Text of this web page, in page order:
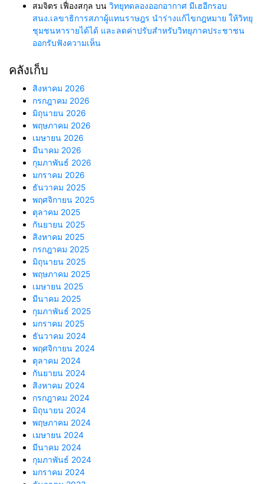
สมจิตร เฟื่องสกุล บน วิทยุทดลองออกอากาศ มีเฮอีกรอบ
สนง.เลขาธิการสภาผู้แทนราษฎร นำร่างแก้ไขกฎหมาย ให้วิทยุ
ชุมชนหารายได้ได้ และลดค่าปรับสำหรับวิทยุภาคประชาชน
ออกรับฟังความเห็น
คลังเก็บ
สิงหาคม 2026
กรกฎาคม 2026
มิถุนายน 2026
พฤษภาคม 2026
เมษายน 2026
มีนาคม 2026
กุมภาพันธ์ 2026
มกราคม 2026
ธันวาคม 2025
พฤศจิกายน 2025
ตุลาคม 2025
กันยายน 2025
สิงหาคม 2025
กรกฎาคม 2025
มิถุนายน 2025
พฤษภาคม 2025
เมษายน 2025
มีนาคม 2025
กุมภาพันธ์ 2025
มกราคม 2025
ธันวาคม 2024
พฤศจิกายน 2024
ตุลาคม 2024
กันยายน 2024
สิงหาคม 2024
กรกฎาคม 2024
มิถุนายน 2024
พฤษภาคม 2024
เมษายน 2024
มีนาคม 2024
กุมภาพันธ์ 2024
มกราคม 2024